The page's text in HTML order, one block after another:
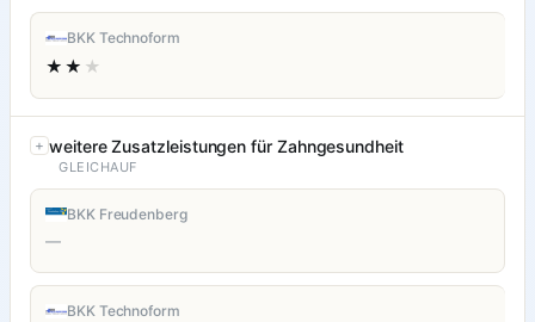
BKK Technoform
★★ ★
weitere Zusatzleistungen für Zahngesundheit
GLEICHAUF
BKK Freudenberg
—
BKK Technoform